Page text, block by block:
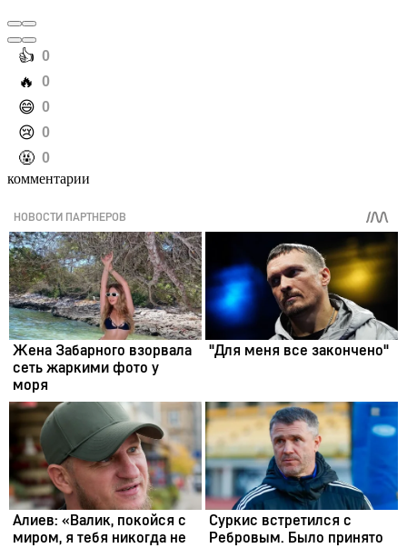
️👍 0
️🔥 0
️😄 0
️😢 0
️🤬 0
комментарии